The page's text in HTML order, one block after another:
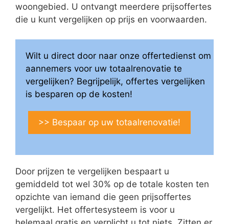
woongebied. U ontvangt meerdere prijsoffertes
die u kunt vergelijken op prijs en voorwaarden.
Wilt u direct door naar onze offertedienst om
aannemers voor uw totaalrenovatie te
vergelijken? Begrijpelijk, offertes vergelijken
is besparen op de kosten!
>> Bespaar op uw totaalrenovatie!
Door prijzen te vergelijken bespaart u
gemiddeld tot wel 30% op de totale kosten ten
opzichte van iemand die geen prijsoffertes
vergelijkt. Het offertesysteem is voor u